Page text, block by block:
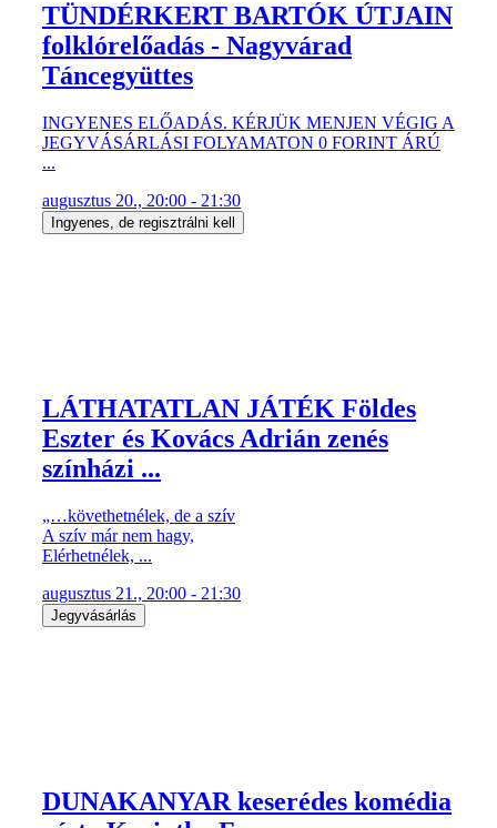
TÜNDÉRKERT BARTÓK ÚTJAIN
folklórelőadás - Nagyvárad
Táncegyüttes
INGYENES ELŐADÁS. KÉRJÜK MENJEN VÉGIG A
JEGYVÁSÁRLÁSI FOLYAMATON 0 FORINT ÁRÚ
...
augusztus 20., 20:00 - 21:30
Ingyenes, de regisztrálni kell
LÁTHATATLAN JÁTÉK Földes
Eszter és Kovács Adrián zenés
színházi ...
„…követhetnélek, de a szív
A szív már nem hagy,
Elérhetnélek, ...
augusztus 21., 20:00 - 21:30
Jegyvásárlás
DUNAKANYAR keserédes komédia